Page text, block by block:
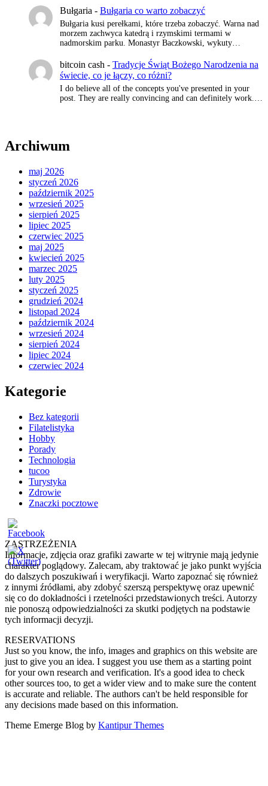
Bułgaria - Bułgaria co warto zobaczyć
Bułgaria kusi perełkami, które trzeba zobaczyć. Warna nad
morzem zachwyca katedrą i rzymskimi termami w
nadmorskim parku. Monastyr Baczkowski, wykuty…
bitcoin cash - Tradycje Świąt Bożego Narodzenia na
świecie, co je łączy, co różni?
I do believe all of the concepts you've presented in your
post. They are really convincing and can definitely work.…
Archiwum
maj 2026
styczeń 2026
październik 2025
wrzesień 2025
sierpień 2025
lipiec 2025
czerwiec 2025
maj 2025
kwiecień 2025
marzec 2025
luty 2025
styczeń 2025
grudzień 2024
listopad 2024
październik 2024
wrzesień 2024
sierpień 2024
lipiec 2024
czerwiec 2024
Kategorie
Bez kategorii
Filatelistyka
Hobby
Porady
Technologia
tucoo
Turystyka
Zdrowie
Znaczki pocztowe
ZASTRZEŻENIA
Informacje, zdjęcia oraz grafiki zawarte w tej witrynie mają jedynie
charakter poglądowy. Zalecam, aby traktować je jako punkt wyjścia
do dalszych poszukiwań i weryfikacji. Warto zapoznać się również
z innymi źródłami, aby zdobyć szerszą perspektywę oraz upewnić
się co do dokładności i rzetelności przedstawionych treści. Autorzy
nie ponoszą odpowiedzialności za skutki podjętych na podstawie
tych informacji decyzji.
RESERVATIONS
Just so you know, the info, images and graphics on this website are
just to give you an idea. I suggest you use them as a starting point
for your own research and verification. It's a good idea to check
other sources too, to get a wider view and to make sure the content
is accurate and reliable. The authors can't be held responsible for
any decisions made based on this information.
Theme Emerge Blog by Kantipur Themes